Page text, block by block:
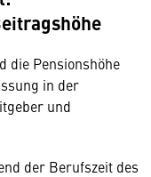
die Pensionshöhe
in der
und
der Berufszeit des